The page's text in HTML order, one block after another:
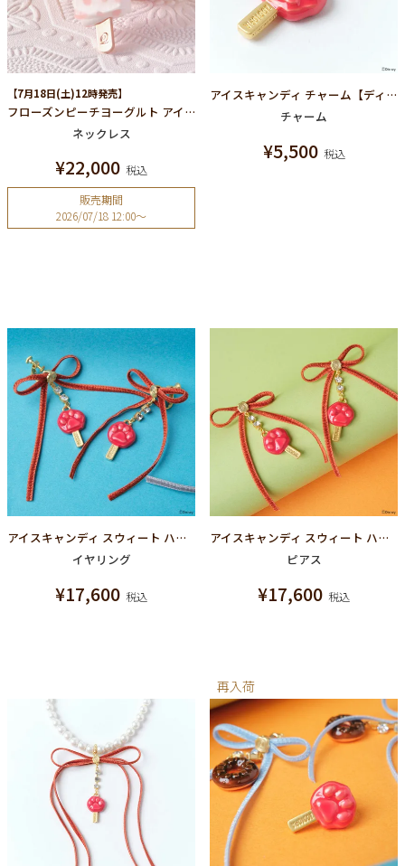
【7月18日(土)12時発売】
フローズンピーチヨーグルト アイスキャンディー ネックレス
ネックレス
¥22,000 税込
販売期間
2026/07/18 12:00〜
アイスキャンディ チャーム【ディズニー アクセサリー】【ズートピア】
チャーム
¥5,500 税込
アイスキャンディ スウィート ハート イヤリング（ペア）【ディズニー アクセサリー】【ズートピア】
イヤリング
¥17,600 税込
アイスキャンディ スウィート ハート ピアス（ペア）【ディズニー アクセサリー】【ズートピア】
ピアス
¥17,600 税込
再入荷